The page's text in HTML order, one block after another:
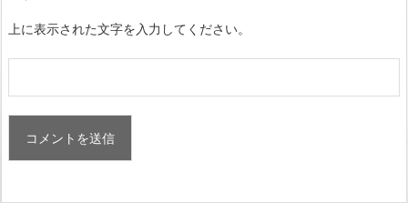
上に表示された文字を入力してください。